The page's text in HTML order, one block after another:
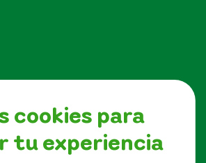
cookies para
tu experiencia